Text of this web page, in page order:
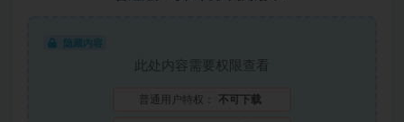
隐藏内容
此处内容需要权限查看
普通用户特权： 不可下载